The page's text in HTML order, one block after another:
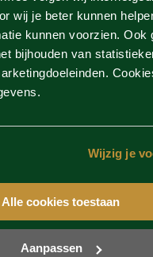
wij je beter kunnen
kunnen voorzien. Ook
bijhouden van
Wijzig je
Alle cookies toestaan
Aanpassen